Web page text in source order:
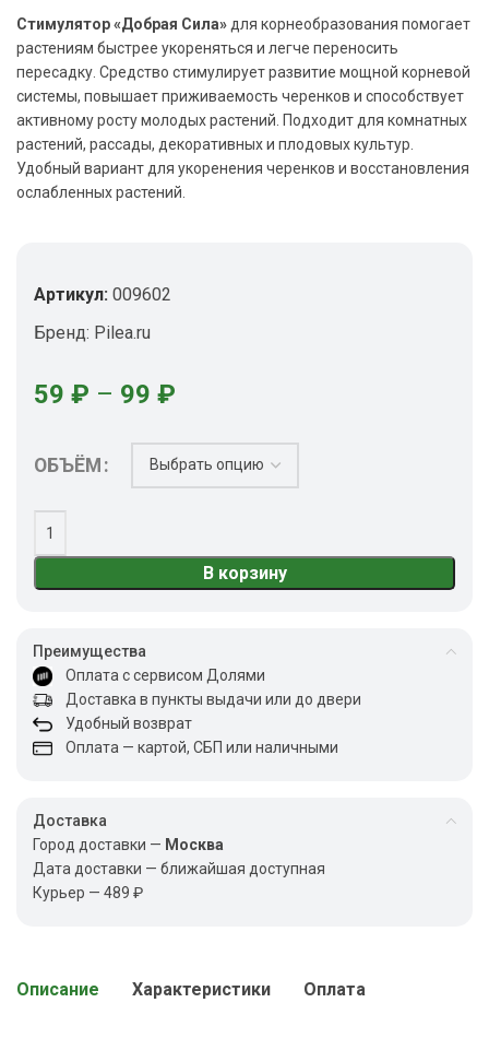
Стимулятор «Добрая Сила» для корнеобразования помогает
растениям быстрее укореняться и легче переносить
пересадку. Средство стимулирует развитие мощной корневой
системы, повышает приживаемость черенков и способствует
активному росту молодых растений. Подходит для комнатных
растений, рассады, декоративных и плодовых культур.
Удобный вариант для укоренения черенков и восстановления
ослабленных растений.
Артикул: 009602
Бренд: Pilea.ru
59 ₽ – 99 ₽
ОБЪЁМ
В корзину
Преимущества
Оплата с сервисом Долями
Доставка в пункты выдачи или до двери
Удобный возврат
Оплата — картой, СБП или наличными
Доставка
Город доставки — Москва
Дата доставки — ближайшая доступная
Курьер — 489 ₽
Описание Характеристики Оплата